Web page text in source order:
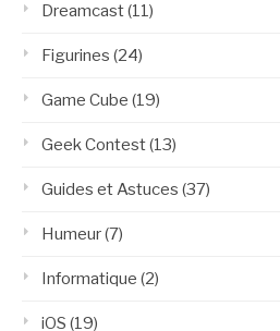
Dreamcast(11)
Figurines (24)
Game Cube (19)
Geek Contest(13)
Guides et Astuces (37)
Humeur(7)
Informatique (2)
iOS (19)